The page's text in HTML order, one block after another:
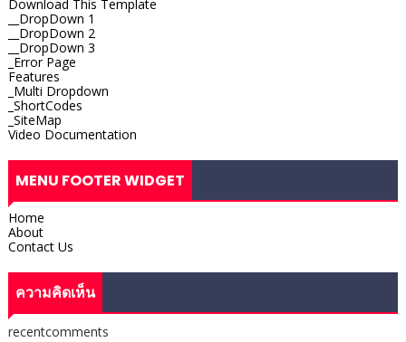
Download This Template
__DropDown 1
__DropDown 2
__DropDown 3
_Error Page
Features
_Multi Dropdown
_ShortCodes
_SiteMap
Video Documentation
MENU FOOTER WIDGET
Home
About
Contact Us
ความคิดเห็น
recentcomments